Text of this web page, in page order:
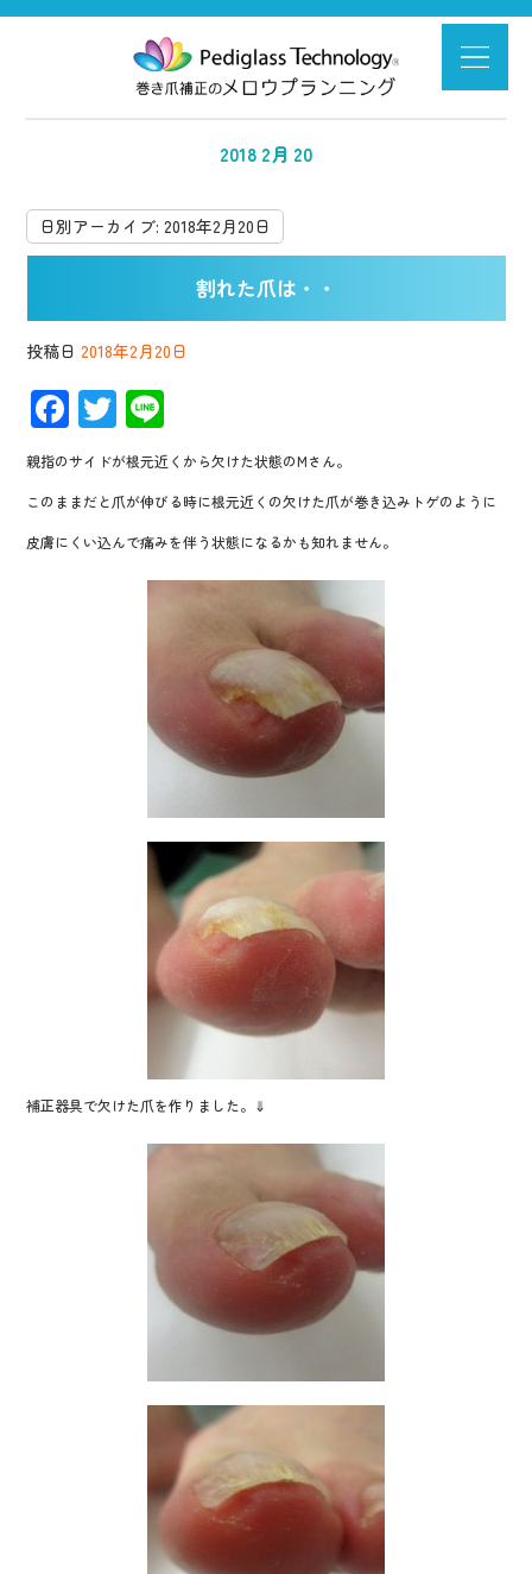
2018 2月 20
日別アーカイブ:2018年2月20日
割れた爪は・・
投稿日 2018年2月20日
F
ac
e
b
o
T
wi
tt
er
n
e
親指のサイドが根元近くから欠けた状態のMさん。
このままだと爪が伸びる時に根元近くの欠けた爪が巻き込みトゲのように
皮膚にくい込んで痛みを伴う状態になるかも知れません。
補正器具で欠けた爪を作りました。⇓